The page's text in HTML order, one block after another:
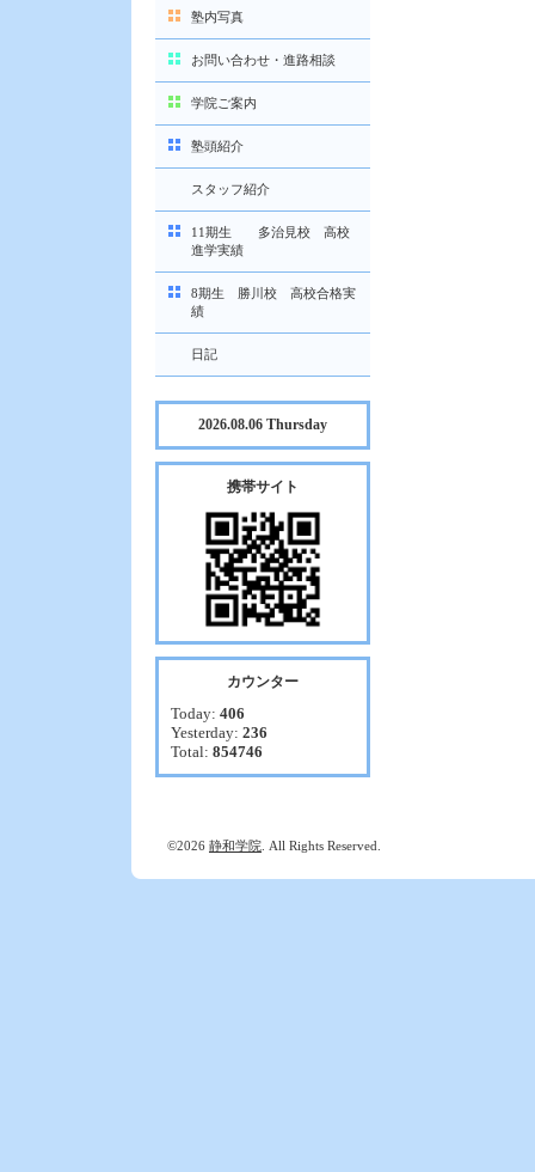
塾内写真
お問い合わせ・進路相談
学院ご案内
塾頭紹介
スタッフ紹介
11期生 多治見校 高校
進学実績
8期生 勝川校 高校合格実
績
日記
2026.08.06 Thursday
携帯サイト
カウンター
Today: 406
Yesterday: 236
Total: 854746
©2026 静和学院 . All Rights Reserved.